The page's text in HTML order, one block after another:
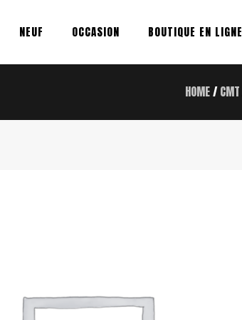
NEUF OCCASION BOUTIQUE EN LIGNE
HOME/CMT